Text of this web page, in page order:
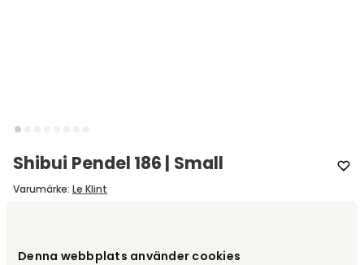
Denna webbplats använder cookies
Shibui Pendel 186 | Small
Varumärke: Le Klint